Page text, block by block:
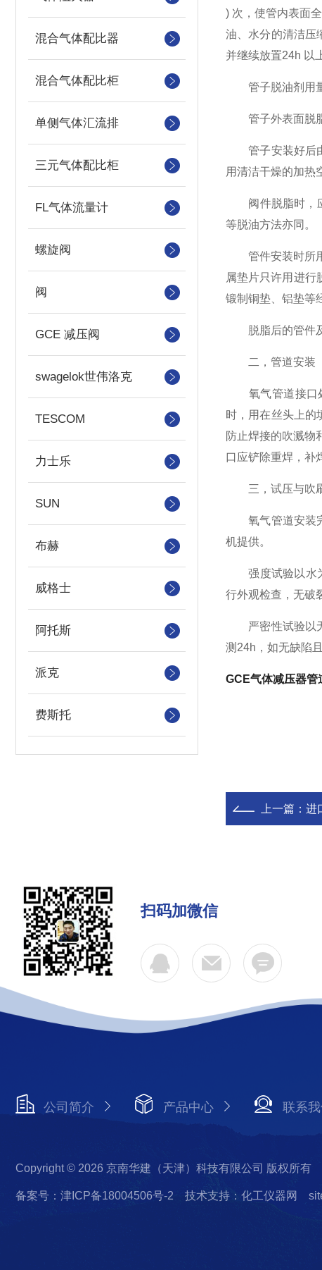
混合气体配比器
混合气体配比柜
单侧气体汇流排
三元气体配比柜
FL气体流量计
螺旋阀
阀
GCE 减压阀
swagelok世伟洛克
TESCOM
力士乐
SUN
布赫
威格士
阿托斯
派克
费斯托
) 次，使管内表面
油、水分的清洁压
并继续放置24h 以
管子脱油剂用量
管子外表面脱脂
管子安装好后由
用清洁干燥的加热
阀件脱脂时，应
等脱油方法亦同。
管件安装时所用
属垫片只许用进行
锻制铜垫、铝垫等
脱脂后的管件及
二，管道安装
氧气管道接口处
时，用在丝头上的
防止焊接的吹溅物
口应铲除重焊，补
三，试压与吹
氧气管道安装完
机提供。
强度试验以水为
行外观检查，无破
严密性试验以无
测24h，如无缺陷
GCE气体减压器管
上一篇： 进
扫码加微信
公司简介 产品中心 联系我
Copyright © 2026 京南华建（天津）科技有限公司 版权所有
备案号：津ICP备18004506号-2 技术支持：化工仪器网